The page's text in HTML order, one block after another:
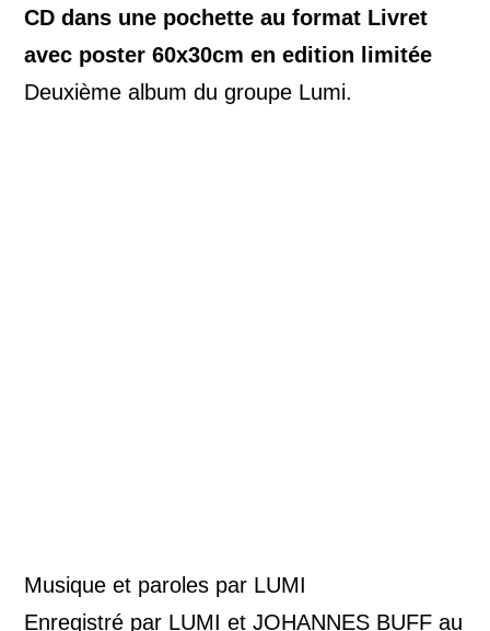
CD dans une pochette au format Livret
avec poster 60x30cm en edition limitée
Deuxième album du groupe Lumi.
Musique et paroles par LUMI
Enregistré par LUMI et JOHANNES BUFF au